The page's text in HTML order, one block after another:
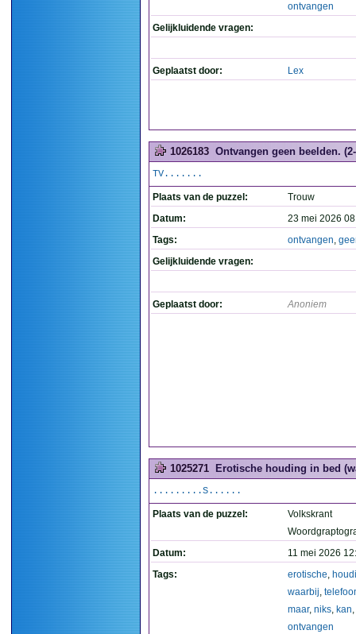
ontvangen
Gelijkluidende vragen:
Geplaatst door: Lex
1026183 Ontvangen geen beelden.
TV.......
Plaats van de puzzel:
Trouw
Datum:
23 mei 2026
Tags:
ontvangen,
Gelijkluidende vragen:
Geplaatst door: Anoniem
1025271 Erotische houding in bed
.........S......
Plaats van de puzzel:
Volkskrant
Datum:
11 mei 2026
Tags:
erotische,
waarbij,
maar, niks, kan,
ontvangen